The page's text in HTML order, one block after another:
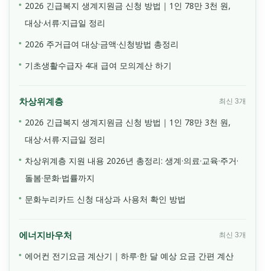
2026 긴급복지 생계지원금 신청 방법｜1인 78만 3천 원,
대상·서류·지급일 정리
2026 주거급여 대상·금액·신청방법 총정리
기초생활수급자 4대 급여 모의계산 하기
차상위계층 최신 3개
2026 긴급복지 생계지원금 신청 방법｜1인 78만 3천 원,
대상·서류·지급일 정리
차상위계층 지원 내용 2026년 총정리: 생계·의료·교육·주거·
돌봄·문화·법률까지
문화누리카드 신청 대상과 사용처 확인 방법
에너지바우처 최신 3개
에어컨 전기요금 계산기｜하루·한 달 예상 요금 간편 계산